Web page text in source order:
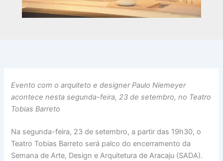
Evento com o arquiteto e designer Paulo Niemeyer
acontece nesta segunda-feira, 23 de setembro, no Teatro
Tobias Barreto
Na segunda-feira, 23 de setembro, a partir das 19h30, o
Teatro Tobias Barreto será palco do encerramento da
Semana de Arte, Design e Arquitetura de Aracaju (SADA).